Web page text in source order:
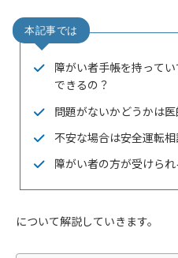
障がい者手帳を持って
できるの？
問題がないかどうかは
不安な場合は安全運転
障がい者の方が受けら
について解説していきます。